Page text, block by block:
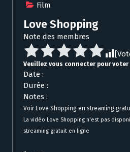
Film
Love Shopping
Note des membres
Veuillez vous connecter pour voter
Date :
Durée :
Notes :
Voir Love Shopping en streaming
La vidéo Love Shopping n'est pas
streaming gratuit en ligne